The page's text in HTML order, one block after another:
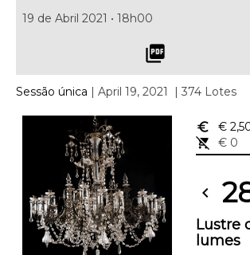
19 de Abril 2021 • 18h00
picture_as_pdf
Sessão única | April 19, 2021 | 374 Lotes
euro_symbol €
remove_shopping_cart
€ 0
chevron_left
Lustre
lumes